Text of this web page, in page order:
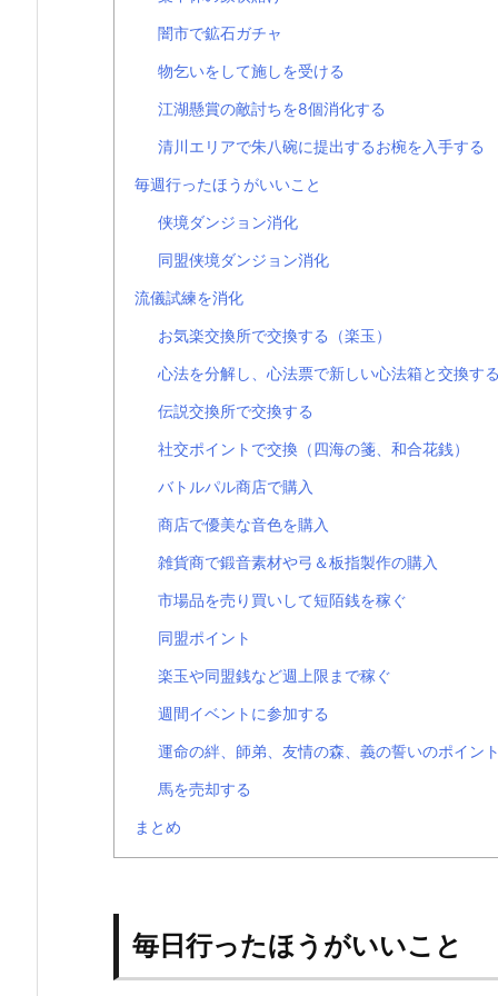
闇市で鉱石ガチャ
物乞いをして施しを受ける
江湖懸賞の敵討ちを8個消化する
清川エリアで朱八碗に提出するお椀を入手する
毎週行ったほうがいいこと
侠境ダンジョン消化
同盟侠境ダンジョン消化
流儀試練を消化
お気楽交換所で交換する（楽玉）
心法を分解し、心法票で新しい心法箱と交換す
伝説交換所で交換する
社交ポイントで交換（四海の箋、和合花銭）
バトルパル商店で購入
商店で優美な音色を購入
雑貨商で鍛音素材や弓＆板指製作の購入
市場品を売り買いして短陌銭を稼ぐ
同盟ポイント
楽玉や同盟銭など週上限まで稼ぐ
週間イベントに参加する
運命の絆、師弟、友情の森、義の誓いのポイン
馬を売却する
まとめ
毎日行ったほうがいいこと